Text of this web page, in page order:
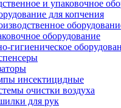
и упаковочное
для копчения
оборудование
гигиеническое
инсектицидные
очистки воздуха
для рук